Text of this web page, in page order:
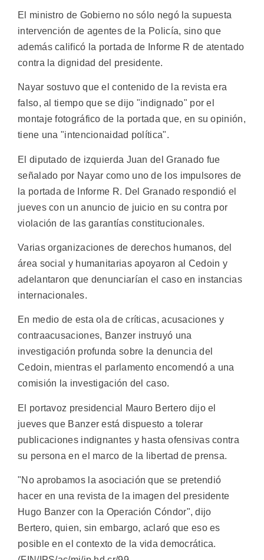
El ministro de Gobierno no sólo negó la supuesta
intervención de agentes de la Policía, sino que
además calificó la portada de Informe R de atentado
contra la dignidad del presidente.
Nayar sostuvo que el contenido de la revista era
falso, al tiempo que se dijo "indignado" por el
montaje fotográfico de la portada que, en su opinión,
tiene una "intencionaidad política".
El diputado de izquierda Juan del Granado fue
señalado por Nayar como uno de los impulsores de
la portada de Informe R. Del Granado respondió el
jueves con un anuncio de juicio en su contra por
violación de las garantías constitucionales.
Varias organizaciones de derechos humanos, del
área social y humanitarias apoyaron al Cedoin y
adelantaron que denunciarían el caso en instancias
internacionales.
En medio de esta ola de críticas, acusaciones y
contraacusaciones, Banzer instruyó una
investigación profunda sobre la denuncia del
Cedoin, mientras el parlamento encomendó a una
comisión la investigación del caso.
El portavoz presidencial Mauro Bertero dijo el
jueves que Banzer está dispuesto a tolerar
publicaciones indignantes y hasta ofensivas contra
su persona en el marco de la libertad de prensa.
"No aprobamos la asociación que se pretendió
hacer en una revista de la imagen del presidente
Hugo Banzer con la Operación Cóndor", dijo
Bertero, quien, sin embargo, aclaró que eso es
posible en el contexto de la vida democrática.